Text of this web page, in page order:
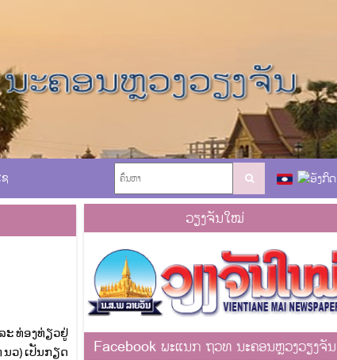
ະ ທ່ອງທ່ຽວຢູ່
ວ) ເປັນກຽດ
ວຽງຈັນໃໝ່
Facebook ພະແນກ ຖວທ ນະຄອນຫຼວງວຽງຈັນ